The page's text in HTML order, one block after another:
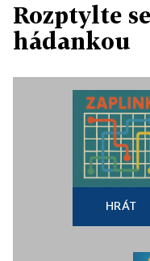
Rozptylte
hádankou
HRÁT